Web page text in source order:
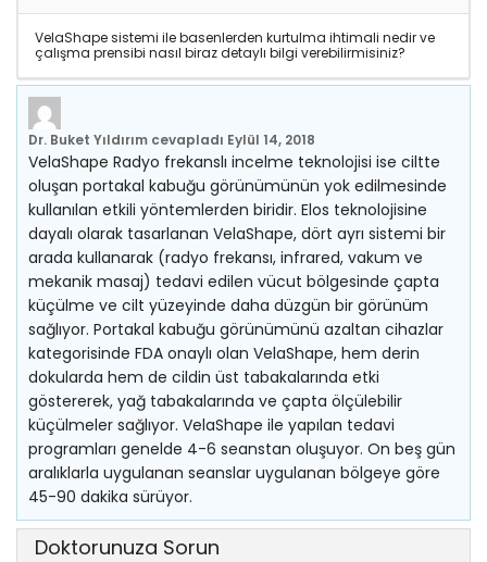
VelaShape sistemi ile basenlerden kurtulma ihtimali nedir ve
çalışma prensibi nasıl biraz detaylı bilgi verebilirmisiniz?
Dr. Buket Yıldırım cevapladı Eylül 14, 2018
VelaShape Radyo frekanslı incelme teknolojisi ise ciltte
oluşan portakal kabuğu görünümünün yok edilmesinde
kullanılan etkili yöntemlerden biridir. Elos teknolojisine
dayalı olarak tasarlanan VelaShape, dört ayrı sistemi bir
arada kullanarak (radyo frekansı, infrared, vakum ve
mekanik masaj) tedavi edilen vücut bölgesinde çapta
küçülme ve cilt yüzeyinde daha düzgün bir görünüm
sağlıyor. Portakal kabuğu görünümünü azaltan cihazlar
kategorisinde FDA onaylı olan VelaShape, hem derin
dokularda hem de cildin üst tabakalarında etki
göstererek, yağ tabakalarında ve çapta ölçülebilir
küçülmeler sağlıyor. VelaShape ile yapılan tedavi
programları genelde 4-6 seanstan oluşuyor. On beş gün
aralıklarla uygulanan seanslar uygulanan bölgeye göre
45-90 dakika sürüyor.
Doktorunuza Sorun